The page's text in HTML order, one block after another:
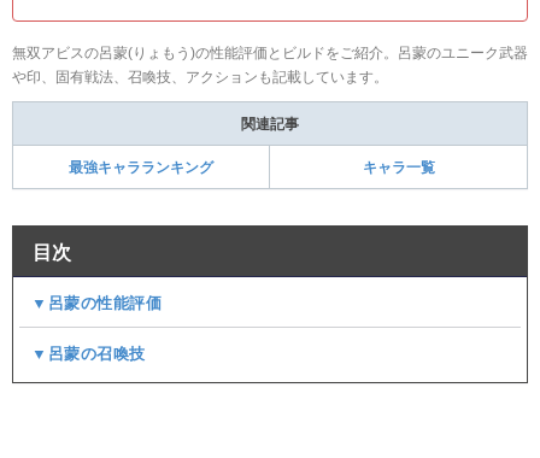
無双アビスの呂蒙(りょもう)の性能評価とビルドをご紹介。呂蒙のユニーク武器
や印、固有戦法、召喚技、アクションも記載しています。
関連記事
最強キャラランキング キャラ一覧
目次
▼呂蒙の性能評価
▼呂蒙の召喚技